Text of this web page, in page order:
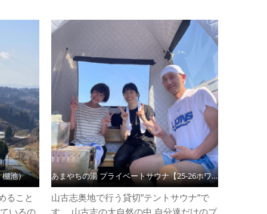
棚池）
ること
いるの
あまやちの湯 プライベートサウナ【25-26ホワイトシーズン】
山古志奥地で行う貸切”テントサウナ”で
す。 山古志の大自然の中 自分達だけのプ